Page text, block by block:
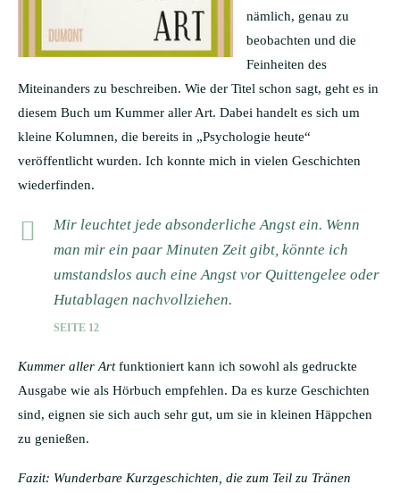
nämlich, genau zu
beobachten und die
Feinheiten des
Miteinanders zu beschreiben. Wie der Titel schon sagt, geht es in
diesem Buch um Kummer aller Art. Dabei handelt es sich um
kleine Kolumnen, die bereits in „Psychologie heute“
veröffentlicht wurden. Ich konnte mich in vielen Geschichten
wiederfinden.
Mir leuchtet jede absonderliche Angst ein. Wenn
man mir ein paar Minuten Zeit gibt, könnte ich
umstandslos auch eine Angst vor Quittengelee oder
Hutablagen nachvollziehen.
SEITE 12
Kummer aller Artfunktioniert kann ich sowohl als gedruckte
Ausgabe wie als Hörbuch empfehlen. Da es kurze Geschichten
sind, eignen sie sich auch sehr gut, um sie in kleinen Häppchen
zu genießen.
Fazit: Wunderbare Kurzgeschichten, die zum Teil zu Tränen